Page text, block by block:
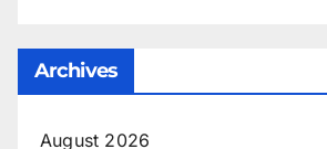
Archives
August 2026